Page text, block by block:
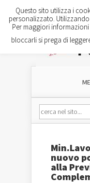
nuovo
alla
Questo sito utilizza i
personalizzato.
Per maggiori
bloccarli si prega di